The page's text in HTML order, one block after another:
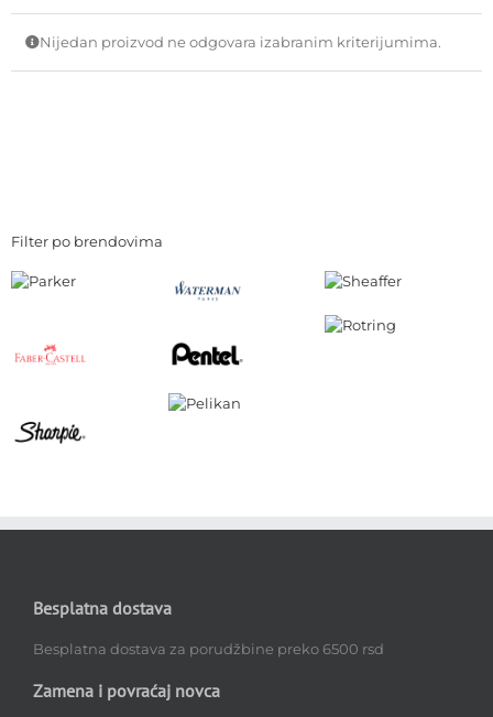
Nijedan proizvod ne odgovara izabranim kriterijumima.
Filter po brendovima
Besplatna dostava
Besplatna dostava za porudžbine preko 6500 rsd
Zamena i povraćaj novca